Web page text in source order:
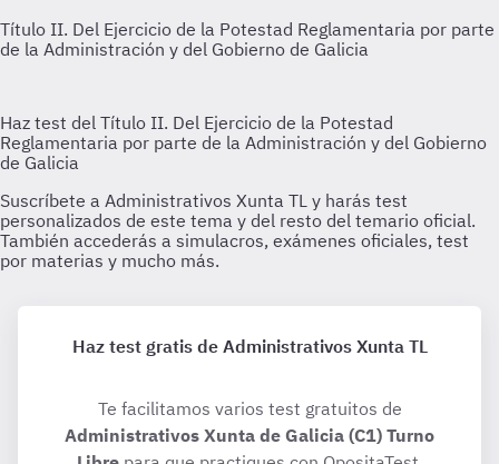
Haz test gratis de Administrativos Xunta TL
Te facilitamos varios test gratuitos de
Administrativos Xunta de Galicia (C1) Turno